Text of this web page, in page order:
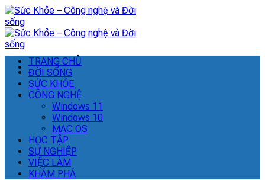
Skip
to
content
TRANG CHỦ
ĐỜI SỐNG
SỨC KHỎE
CÔNG NGHỆ
Windows 11
Windows 10
MAC OS
HỌC TẬP
SỰ NGHIỆP
VIỆC LÀM
KHÁM PHÁ